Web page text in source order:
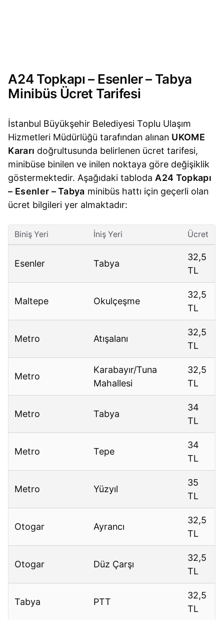
A24 Topkapı – Esenler – Tabya
Minibüs Ücret Tarifesi
İstanbul Büyükşehir Belediyesi Toplu Ulaşım
Hizmetleri Müdürlüğü tarafından alınan UKOME
Kararı doğrultusunda belirlenen ücret tarifesi,
minibüse binilen ve inilen noktaya göre değişiklik
göstermektedir. Aşağıdaki tabloda A24 Topkapı
– Esenler – Tabya minibüs hattı için geçerli olan
ücret bilgileri yer almaktadır:
Biniş Yeri İniş Yeri Ücret
Esenler Tabya
32,5
TL
Maltepe Okulçeşme
32,5
TL
Metro Atışalanı
32,5
TL
Metro
Karabayır/Tuna
Mahallesi
32,5
TL
Metro Tabya
34
TL
Metro Tepe
34
TL
Metro Yüzyıl
35
TL
Otogar Ayrancı
32,5
TL
Otogar Düz Çarşı
32,5
TL
Tabya PTT
32,5
TL